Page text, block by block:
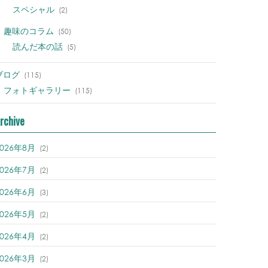
スペシャル (2)
趣味のコラム (50)
読んだ本の話 (5)
ログ (115)
フォトギャラリー (115)
年8月 (2)
年7月 (2)
年6月 (3)
年5月 (2)
年4月 (2)
年3月 (2)